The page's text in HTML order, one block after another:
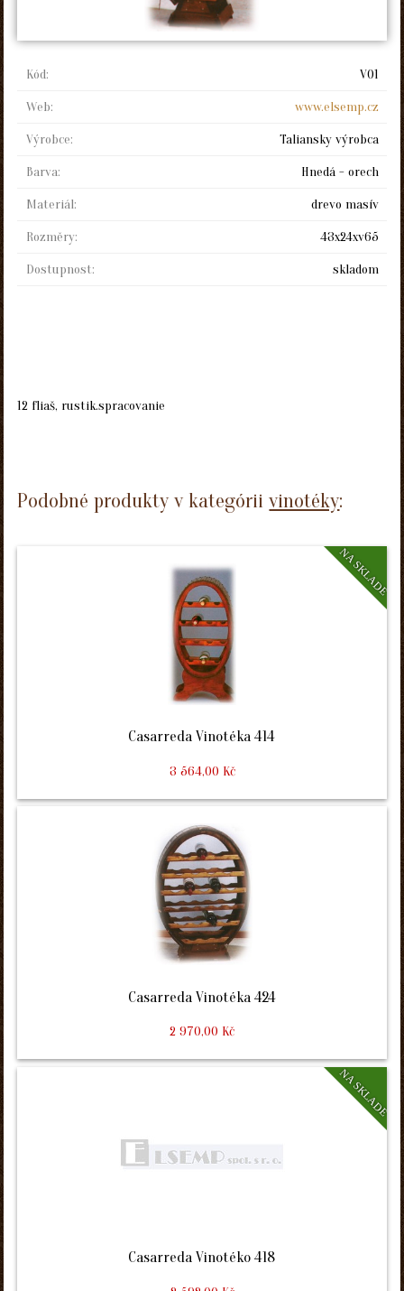
Kód: V01
Web: www.elsemp.cz
Výrobce: Taliansky výrobca
Barva: Hnedá - orech
Materiál: drevo masív
Rozměry: 43x24xv65
Dostupnost: skladom
12 fliaš, rustik.spracovanie
Podobné produkty v kategóriivinotéky:
NA SKLADE
Casarreda Vinotéka 414
3 564,00 Kč
Casarreda Vinotéka 424
2 970,00 Kč
NA SKLADE
Casarreda Vinotéko 418